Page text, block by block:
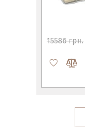
15586 грн.